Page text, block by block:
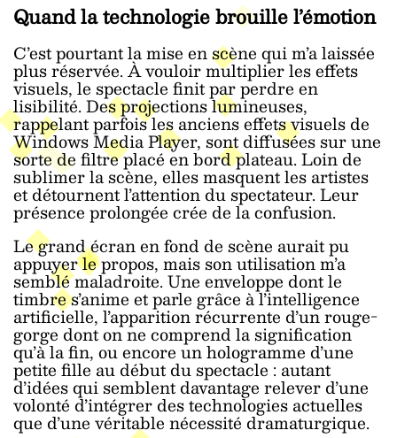
Quand la technologie brouille l’émotion
C’est pourtant la mise en scène qui m’a laissée
plus réservée. À vouloir multiplier les effets
visuels, le spectacle finit par perdre en
lisibilité. Des projections lumineuses,
rappelant parfois les anciens effets visuels de
Windows Media Player, sont diffusées sur une
sorte de filtre placé en bord plateau. Loin de
sublimer la scène, elles masquent les artistes
et détournent l’attention du spectateur. Leur
présence prolongée crée de la confusion.
Le grand écran en fond de scène aurait pu
appuyer le propos, mais son utilisation m’a
semblé maladroite. Une enveloppe dont le
timbre s’anime et parle grâce à l’intelligence
artificielle, l’apparition récurrente d’un rouge-
gorge dont on ne comprend la signification
qu’à la fin, ou encore un hologramme d’une
petite fille au début du spectacle : autant
d’idées qui semblent davantage relever d’une
volonté d’intégrer des technologies actuelles
que d’une véritable nécessité dramaturgique.